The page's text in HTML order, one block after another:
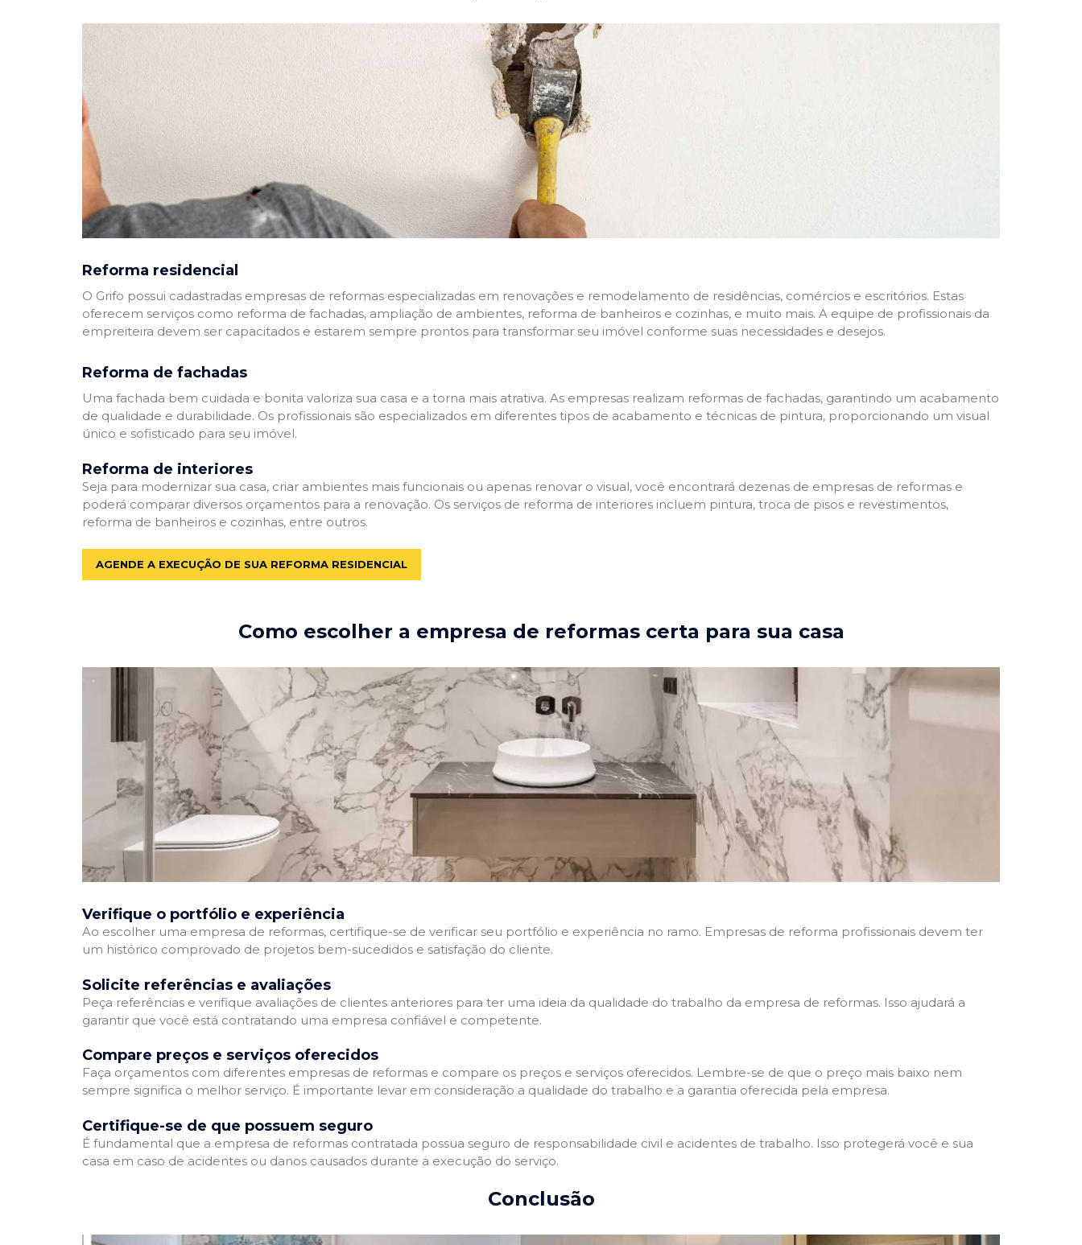
Reforma residencial
O Grifo possui cadastradas empresas de reformas especializadas em renovações e remodelamento de residências, comércios e escritórios. Estas
oferecem serviços como reforma de fachadas, ampliação de ambientes, reforma de banheiros e cozinhas, e muito mais. A equipe de profissionais da
empreiteira devem ser capacitados e estarem sempre prontos para transformar seu imóvel conforme suas necessidades e desejos.
Reforma de fachadas
Uma fachada bem cuidada e bonita valoriza sua casa e a torna mais atrativa. As empresas realizam reformas de fachadas, garantindo um acabamento
de qualidade e durabilidade. Os profissionais são especializados em diferentes tipos de acabamento e técnicas de pintura, proporcionando um visual
único e sofisticado para seu imóvel.
Reforma de interiores
Seja para modernizar sua casa, criar ambientes mais funcionais ou apenas renovar o visual, você encontrará dezenas de empresas de reformas e
poderá comparar diversos orçamentos para a renovação. Os serviços de reforma de interiores incluem pintura, troca de pisos e revestimentos,
reforma de banheiros e cozinhas, entre outros.
AGENDE A EXECUÇÃO DE SUA REFORMA RESIDENCIAL
Como escolher a empresa de reformas certa para sua casa
Verifique o portfólio e experiência
Ao escolher uma empresa de reformas, certifique-se de verificar seu portfólio e experiência no ramo. Empresas de reforma profissionais devem ter
um histórico comprovado de projetos bem-sucedidos e satisfação do cliente.
Solicite referências e avaliações
Peça referências e verifique avaliações de clientes anteriores para ter uma ideia da qualidade do trabalho da empresa de reformas. Isso ajudará a
garantir que você está contratando uma empresa confiável e competente.
Compare preços e serviços oferecidos
Faça orçamentos com diferentes empresas de reformas e compare os preços e serviços oferecidos. Lembre-se de que o preço mais baixo nem
sempre significa o melhor serviço. É importante levar em consideração a qualidade do trabalho e a garantia oferecida pela empresa.
Certifique-se de que possuem seguro
É fundamental que a empresa de reformas contratada possua seguro de responsabilidade civil e acidentes de trabalho. Isso protegerá você e sua
casa em caso de acidentes ou danos causados durante a execução do serviço.
Conclusão